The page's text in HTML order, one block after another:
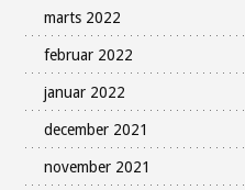
marts 2022
februar 2022
januar 2022
december 2021
november 2021